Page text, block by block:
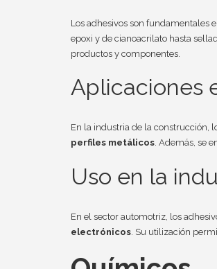
Los adhesivos son fundamentales
epoxi y de cianoacrilato hasta
productos y componentes.
Aplicaciones
En la industria de la construcción,
perfiles metálicos. Además, se
Uso en la
En el sector automotriz, los
electrónicos . Su utilización